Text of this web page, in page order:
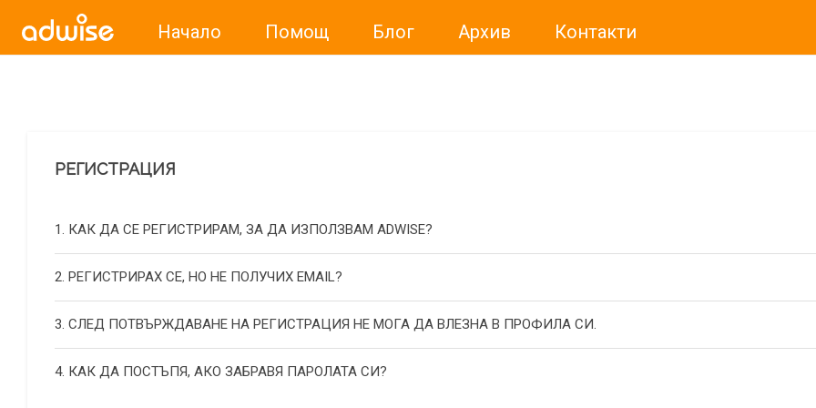
Начало Помощ Блог Архив Контакти
РЕГИСТРАЦИЯ
1. КАК ДА СЕ РЕГИСТРИРАМ, ЗА ДА ИЗПОЛЗВАМ ADWISE?
2. РЕГИСТРИРАХ СЕ, НО НЕ ПОЛУЧИХ EMAIL?
3. СЛЕД ПОТВЪРЖДАВАНЕ НА РЕГИСТРАЦИЯ НЕ МОГА ДА ВЛЕЗНА В ПРОФИЛА СИ.
4. КАК ДА ПОСТЪПЯ, АКО ЗАБРАВЯ ПАРОЛАТА СИ?